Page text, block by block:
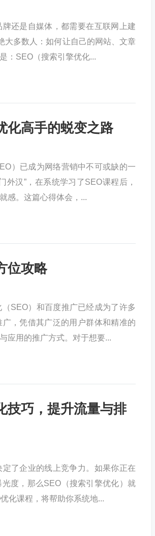
还是自媒体，都需要在互联网上建
大多数人：如何让自己的网站、文章
：SEO（搜索引擎优化...
化高手的蜕变之路
）已成为网络营销中不可或缺的一
外汉”，在系统学习了SEO课程后，
感。这篇心得体会，...
位攻略
SEO）和百度推广已经成为了许多
，凭借其广泛的用户群体和精准的
应用的推广方式。对于想要...
技巧，提升流量与排
了企业的线上竞争力。如果你正在
度，那么SEO（搜索引擎优化）就
化课程，将帮助你系统地...